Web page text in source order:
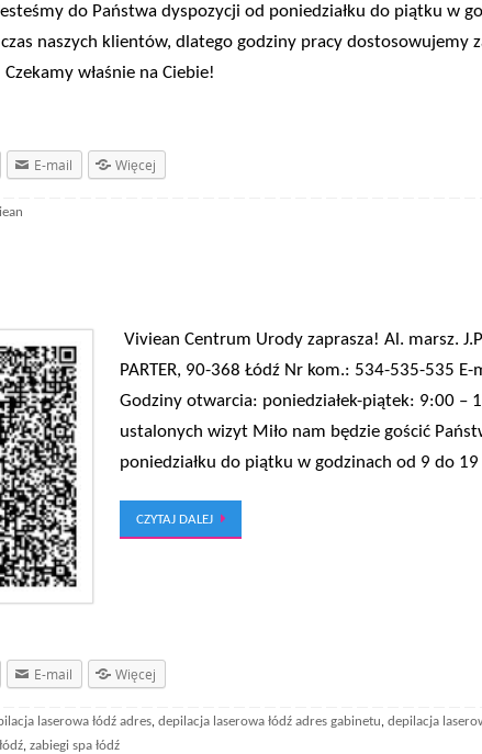
do Państwa dyspozycji od poniedziałku do piątku w
naszych klientów, dlatego godziny pracy dostosowujemy
właśnie na Ciebie!
E-mail Więcej
Viviean Centrum Urody zaprasza! Al. marsz.
PARTER, 90-368 Łódź Nr kom.: 534-535-535
Godziny otwarcia: poniedziałek-piątek: 9:00 –
ustalonych wizyt Miło nam będzie gościć
poniedziałku do piątku w godzinach od 9 do
CZYTAJ DALEJ
E-mail Więcej
laserowa łódź adres,depilacja laserowa łódź adres gabinetu,depilacja
, zabiegi spa łódź